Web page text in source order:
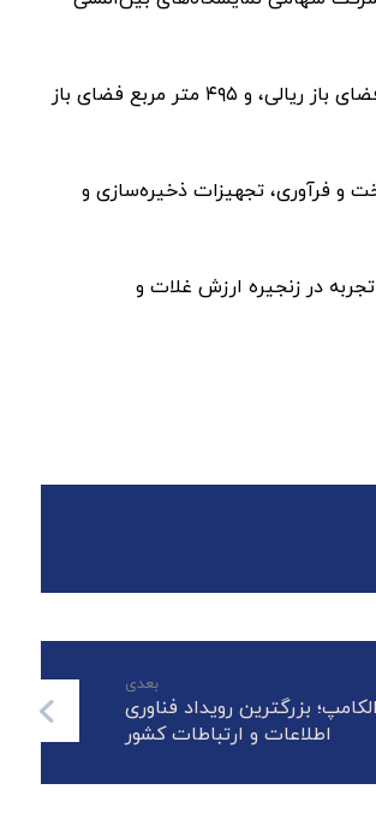
این رویداد، در فضایی به وسعت ۱۵ هزار متر مربع برپا شده است و شامل ۹۱۶۲/۵ متر مربع فضای مفید ریالی، ۹۲۵ متر مربع فضای ارزی، ۴۱۵ متر مربع فضای باز ریالی، و ۴۹۵ متر مربع فضای باز
پخت و فرآوری، تجهیزات ذخیره‌سازی و
و تبادل تجربه در زنجیره ارزش غلات و
بعدی
بزرگترین رویداد فناوری
اطلاعات و ارتباطات کشور